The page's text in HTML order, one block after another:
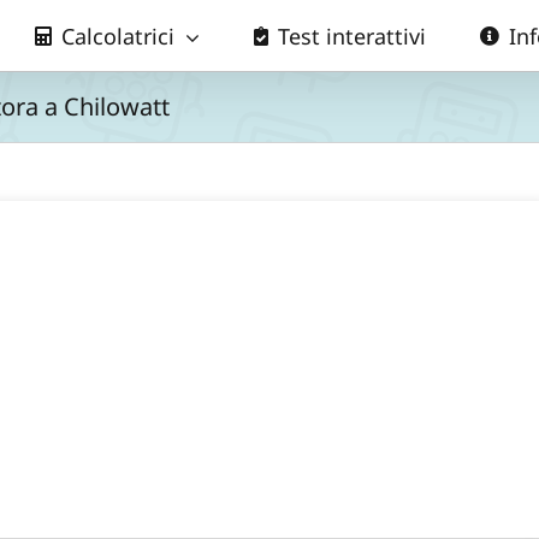
Calcolatrici Test interattivi
a Chilowatt